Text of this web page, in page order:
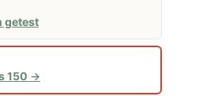
getest
150